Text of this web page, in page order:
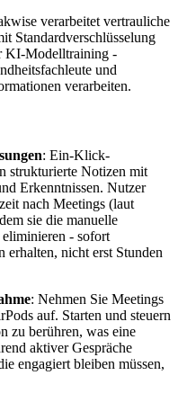
verarbeitet vertrauliche
Standardverschlüsselung
KI-Modelltraining -
und
verarbeiten.
: Ein-Klick-
strukturierte Notizen mit
Erkenntnissen. Nutzer
nach Meetings (laut
sie die manuelle
- sofort
erhalten, nicht erst Stunden
: Nehmen Sie Meetings
auf. Starten und steuern
zu berühren, was eine
aktiver Gespräche
engagiert bleiben müssen,